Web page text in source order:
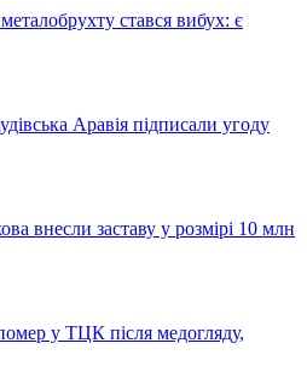
стався вибух: є
Аравія підписали угоду
внесли заставу у розмірі 10 млн
у ТЦК після медогляду,